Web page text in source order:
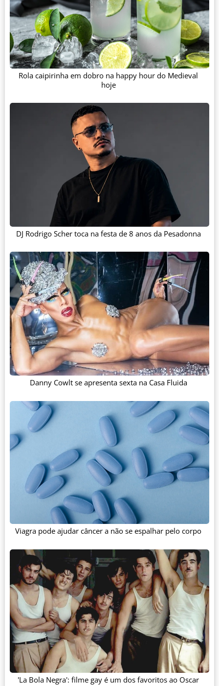
Rola caipirinha em dobro na happy hour do Medieval
hoje
DJ Rodrigo Scher toca na festa de 8 anos da Pesadonna
Danny Cowlt se apresenta sexta na Casa Fluida
Viagra pode ajudar câncer a não se espalhar pelo corpo
'La Bola Negra': filme gay é um dos favoritos ao Oscar